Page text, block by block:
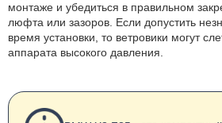
монтаже и убедиться в правильном
люфта или зазоров. Если допустить
время установки, то ветровики могут
аппарата высокого давления.